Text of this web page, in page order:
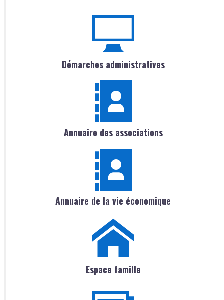
Démarches administratives
Annuaire des associations
Annuaire de la vie économique
Espace famille